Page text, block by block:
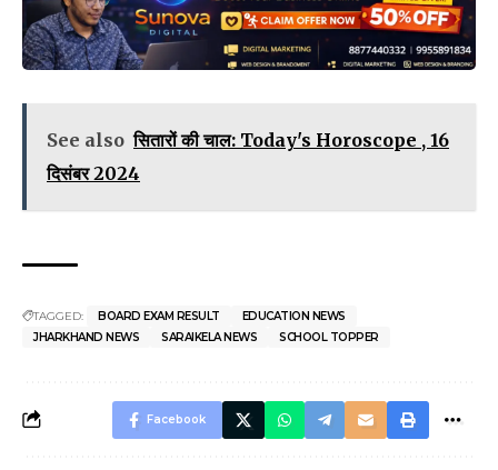
See also सितारों की चाल: Today's Horoscope , 16
दिसंबर 2024
TAGGED: BOARD EXAM RESULT
EDUCATION NEWS
JHARKHAND NEWS
SARAIKELA NEWS SCHOOL TOPPER
Facebook